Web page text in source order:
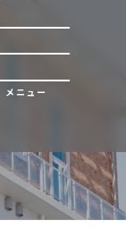
メニュー